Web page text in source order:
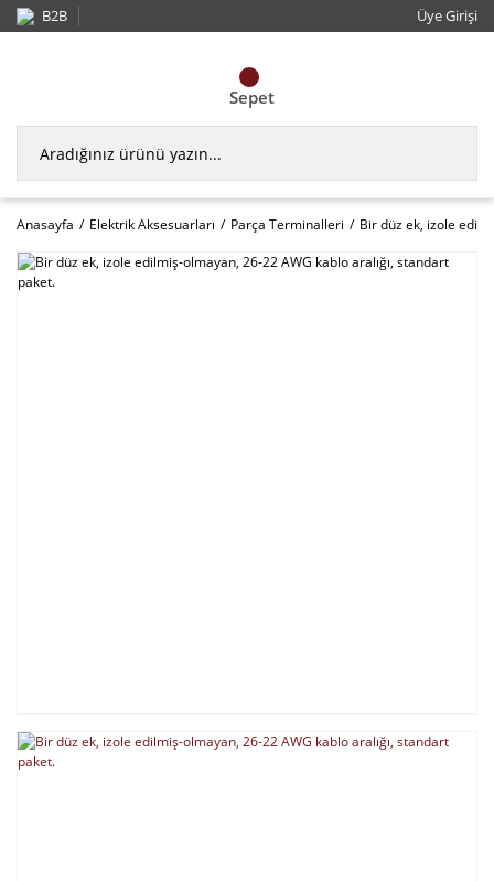
B2B Üye Girişi
Sepet
Anasayfa Elektrik Aksesuarları Parça Terminalleri Bir düz ek, izole